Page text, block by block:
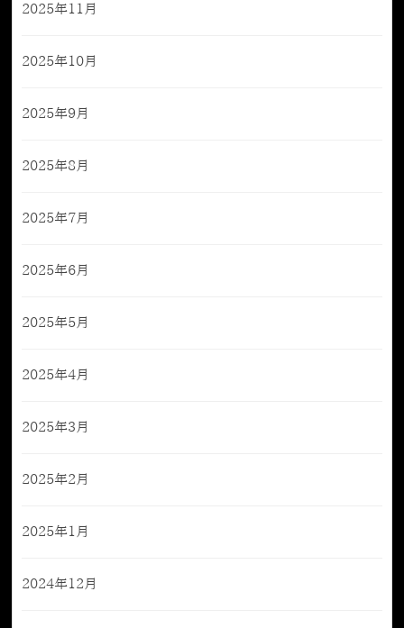
2025年11月
2025年10月
2025年9月
2025年8月
2025年7月
2025年6月
2025年5月
2025年4月
2025年3月
2025年2月
2025年1月
2024年12月